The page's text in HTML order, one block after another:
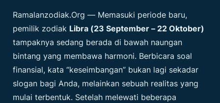
Ramalanzodiak.org — Memasuki periode baru,
pemilik zodiak Libra (23 September – 22 Oktober)
tampaknya sedang berada di bawah naungan
bintang yang membawa harmoni. Berbicara soal
finansial, kata “keseimbangan” bukan lagi sekadar
slogan bagi Anda, melainkan sebuah realitas yang
mulai terbentuk. Setelah melewati beberapa